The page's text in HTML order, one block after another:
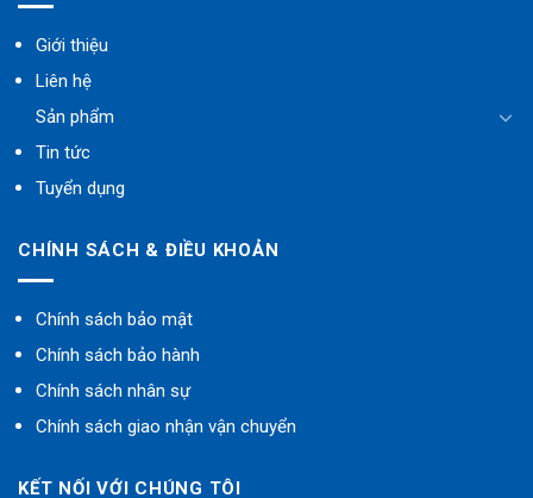
Giới thiệu
Liên hệ
Sản phẩm
Tin tức
Tuyển dụng
CHÍNH SÁCH & ĐIỀU KHOẢN
Chính sách bảo mật
Chính sách bảo hành
Chính sách nhân sự
Chính sách giao nhận vận chuyển
KẾT NỐI VỚI CHÚNG TÔI